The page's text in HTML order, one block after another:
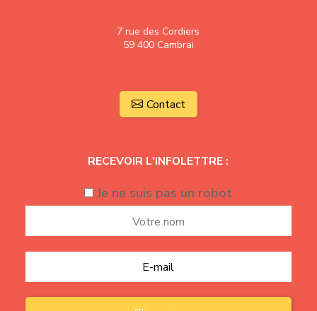
7 rue des Cordiers
59 400 Cambrai
Contact
RECEVOIR L'INFOLETTRE :
Je ne suis pas un robot